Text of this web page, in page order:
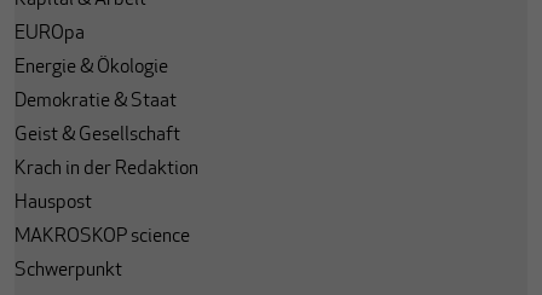
EUROpa
Energie & Ökologie
Demokratie & Staat
Geist & Gesellschaft
Krach in der Redaktion
Hauspost
MAKROSKOP science
Schwerpunkt